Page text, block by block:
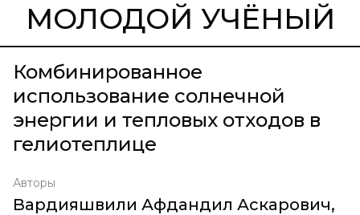
МОЛОДОЙ УЧЁНЫЙ
Комбинированное
использование солнечной
энергии и тепловых отходов в
гелиотеплице
Авторы
Вардияшвили Афдандил Аскарович,